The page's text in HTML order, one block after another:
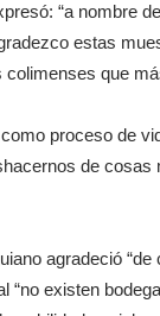
“a nombre
estas
colimenses que
proceso de
de
agradeció
“no existen